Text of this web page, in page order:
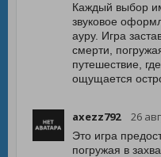
Каждый выбор
звуковое
ауру. Игра
смерти,
путешествие,
ощущается
axezz792 26
Это игра
погружая в